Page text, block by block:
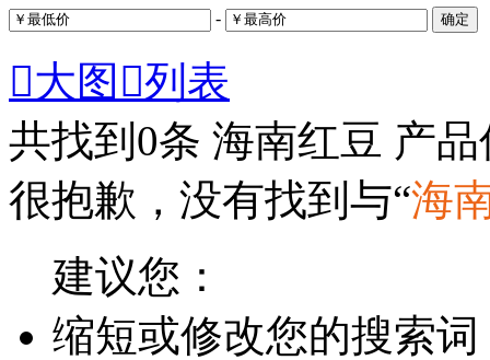
- 确定
大图 列表
共找到 0条 海南红豆 产
很抱歉，没有找到与“海
建议您：
缩短或修改您的搜索